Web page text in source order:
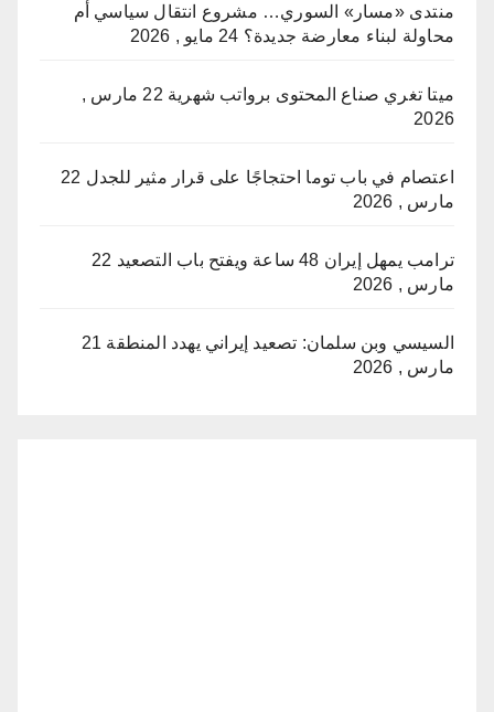
منتدى «مسار» السوري… مشروع انتقال سياسي أم
محاولة لبناء معارضة جديدة؟ 24 مايو , 2026
ميتا تغري صناع المحتوى برواتب شهرية
22 مارس ,
2026
اعتصام في باب توما احتجاجًا على قرار مثير للجدل 22
مارس , 2026
ترامب يمهل إيران 48 ساعة ويفتح باب التصعيد
22
مارس , 2026
السيسي وبن سلمان: تصعيد إيراني يهدد المنطقة 21
مارس , 2026